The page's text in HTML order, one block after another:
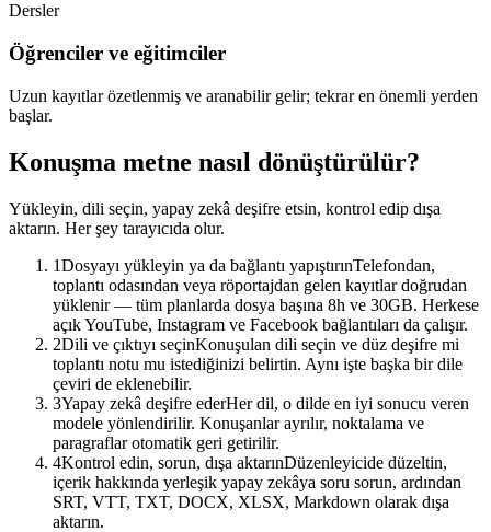
Transkript
Dersler
Öğrenciler ve eğitimciler
Uzun kayıtlar özetlenmiş ve aranabilir gelir; tekrar en önemli yerden
başlar.
Konuşma metne nasıl dönüştürülür?
Yükleyin, dili seçin, yapay zekâ deşifre etsin, kontrol edip dışa
aktarın. Her şey tarayıcıda olur.
1Dosyayı yükleyin ya da bağlantı yapıştırınTelefondan,
toplantı odasından veya röportajdan gelen kayıtlar doğrudan
yüklenir — tüm planlarda dosya başına 8h ve 30GB. Herkese
açık YouTube, Instagram ve Facebook bağlantıları da çalışır.
2Dili ve çıktıyı seçinKonuşulan dili seçin ve düz deşifre mi
toplantı notu mu istediğinizi belirtin. Aynı işte başka bir dile
çeviri de eklenebilir.
3Yapay zekâ deşifre ederHer dil, o dilde en iyi sonucu veren
modele yönlendirilir. Konuşanlar ayrılır, noktalama ve
paragraflar otomatik geri getirilir.
4Kontrol edin, sorun, dışa aktarınDüzenleyicide düzeltin,
içerik hakkında yerleşik yapay zekâya soru sorun, ardından
SRT, VTT, TXT, DOCX, XLSX, Markdown olarak dışa
aktarın.